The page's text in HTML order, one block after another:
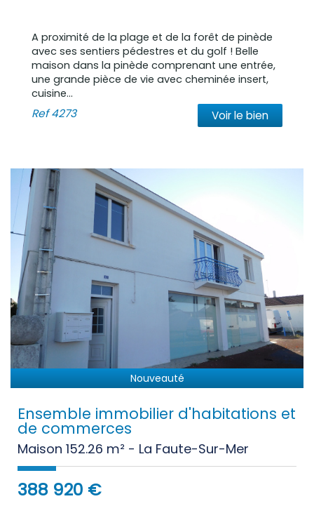
A proximité de la plage et de la forêt de pinède
avec ses sentiers pédestres et du golf ! Belle
maison dans la pinède comprenant une entrée,
une grande pièce de vie avec cheminée insert,
cuisine...
Ref4273 Voir le bien
Nouveauté
Ensemble immobilier d'habitations et
de commerces
Maison 152.26 m² - La Faute-Sur-Mer
388 920 €